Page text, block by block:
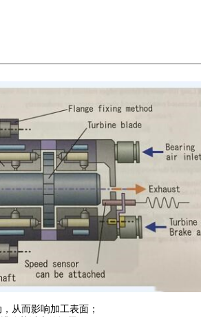
从而影响加工表面；